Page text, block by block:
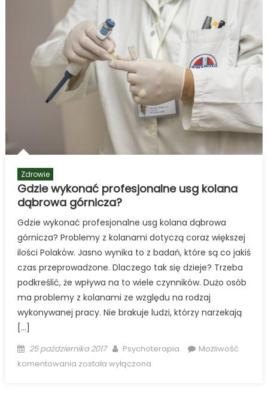
Zdrowie
Gdzie wykonać profesjonalne usg kolana
dąbrowa górnicza?
Gdzie wykonać profesjonalne usg kolana dąbrowa
górnicza? Problemy z kolanami dotyczą coraz większej
ilości Polaków. Jasno wynika to z badań, które są co jakiś
czas przeprowadzone. Dlaczego tak się dzieje? Trzeba
podkreślić, że wpływa na to wiele czynników. Dużo osób
ma problemy z kolanami ze względu na rodzaj
wykonywanej pracy. Nie brakuje ludzi, którzy narzekają
[…]
Posted
on
25 października 2017 Author
Psychoterapia
Możliwość
komentowania Gdzie
została wyłączona